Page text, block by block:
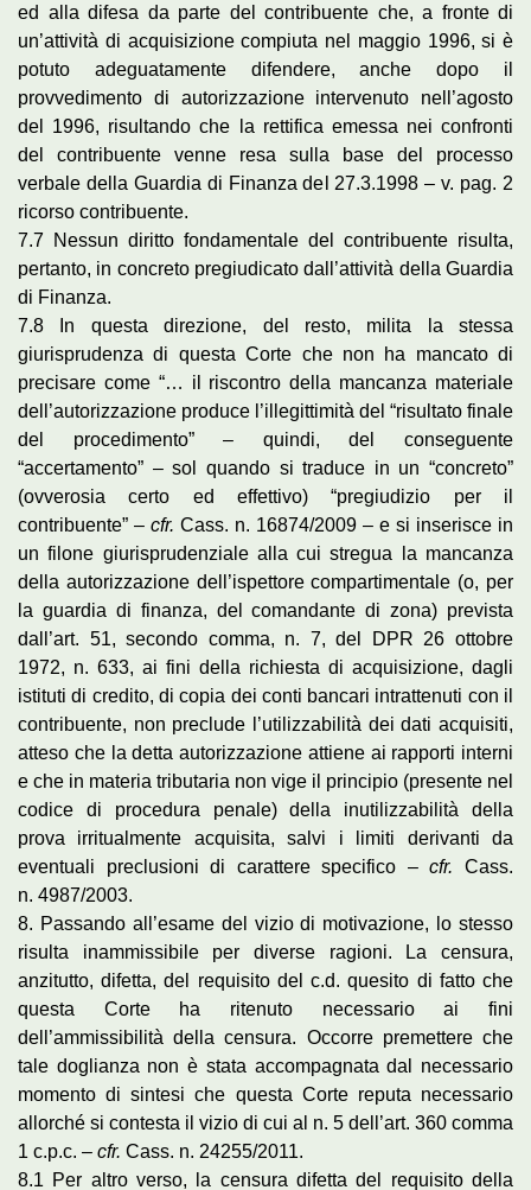
ed alla difesa da parte del contribuente che, a fronte di
un’attività di acquisizione compiuta nel maggio 1996, si è
potuto adeguatamente difendere, anche dopo il
provvedimento di autorizzazione intervenuto nell’agosto
del 1996, risultando che la rettifica emessa nei confronti
del contribuente venne resa sulla base del processo
verbale della Guardia di Finanza del 27.3.1998 – v. pag. 2
ricorso contribuente.
7.7 Nessun diritto fondamentale del contribuente risulta,
pertanto, in concreto pregiudicato dall’attività della Guardia
di Finanza.
7.8 In questa direzione, del resto, milita la stessa
giurisprudenza di questa Corte che non ha mancato di
precisare come “… il riscontro della mancanza materiale
dell’autorizzazione produce l’illegittimità del “risultato finale
del procedimento” – quindi, del conseguente
“accertamento” – sol quando si traduce in un “concreto”
(ovverosia certo ed effettivo) “pregiudizio per il
contribuente” – cfr. Cass. n. 16874/2009 – e si inserisce in
un filone giurisprudenziale alla cui stregua la mancanza
della autorizzazione dell’ispettore compartimentale (o, per
la guardia di finanza, del comandante di zona) prevista
dall’art. 51, secondo comma, n. 7, del DPR 26 ottobre
1972, n. 633, ai fini della richiesta di acquisizione, dagli
istituti di credito, di copia dei conti bancari intrattenuti con il
contribuente, non preclude l’utilizzabilità dei dati acquisiti,
atteso che la detta autorizzazione attiene ai rapporti interni
e che in materia tributaria non vige il principio (presente nel
codice di procedura penale) della inutilizzabilità della
prova irritualmente acquisita, salvi i limiti derivanti da
eventuali preclusioni di carattere specifico –cfr. Cass.
n. 4987/2003.
8. Passando all’esame del vizio di motivazione, lo stesso
risulta inammissibile per diverse ragioni. La censura,
anzitutto, difetta, del requisito del c.d. quesito di fatto che
questa Corte ha ritenuto necessario ai fini
dell’ammissibilità della censura. Occorre premettere che
tale doglianza non è stata accompagnata dal necessario
momento di sintesi che questa Corte reputa necessario
allorché si contesta il vizio di cui al n. 5 dell’art. 360 comma
1 c.p.c. – cfr. Cass. n. 24255/2011.
8.1 Per altro verso, la censura difetta del requisito della